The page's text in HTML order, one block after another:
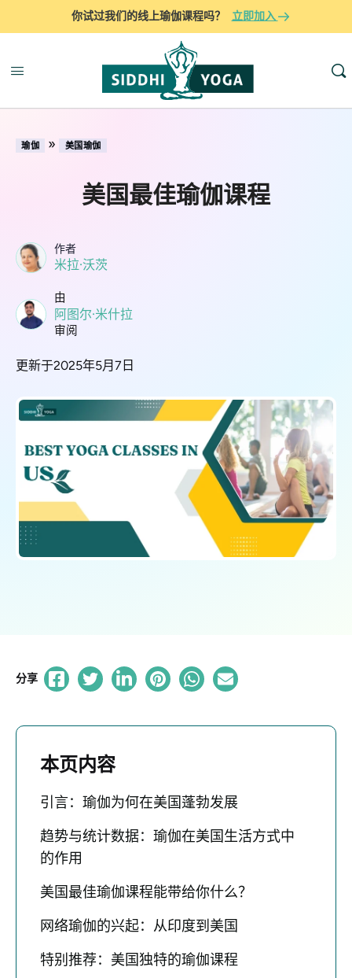
你试过我们的线上瑜伽课程吗？ 立即加入
瑜伽 » 美国瑜伽
美国最佳瑜伽课程
作者
米拉·沃茨
由
阿图尔·米什拉
审阅
更新于2025年5月7日
分享
本页内容
引言：瑜伽为何在美国蓬勃发展
趋势与统计数据：瑜伽在美国生活方式中
的作用
美国最佳瑜伽课程能带给你什么？
网络瑜伽的兴起：从印度到美国
特别推荐：美国独特的瑜伽课程